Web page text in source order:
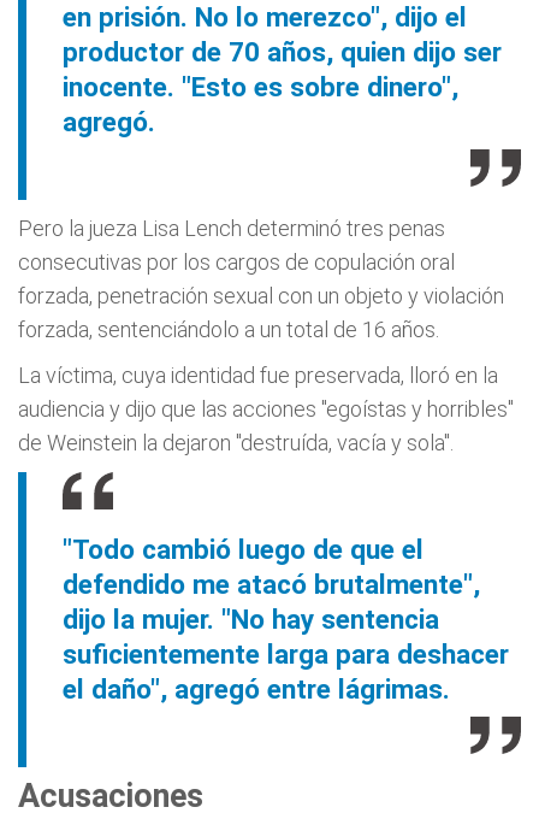
en prisión. No lo merezco", dijo el
productor de 70 años, quien dijo ser
inocente. "Esto es sobre dinero",
agregó.
Pero la jueza Lisa Lench determinó tres penas
consecutivas por los cargos de copulación oral
forzada, penetración sexual con un objeto y violación
forzada, sentenciándolo a un total de 16 años.
La víctima, cuya identidad fue preservada, lloró en la
audiencia y dijo que las acciones "egoístas y horribles"
de Weinstein la dejaron "destruída, vacía y sola".
"Todo cambió luego de que el
defendido me atacó brutalmente",
dijo la mujer. "No hay sentencia
suficientemente larga para deshacer
el daño", agregó entre lágrimas.
Acusaciones